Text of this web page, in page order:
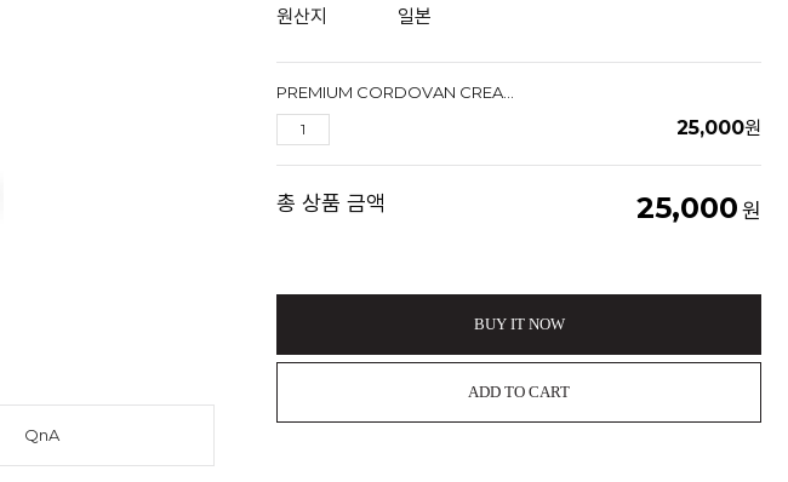
QnA
원산지
일본
25,000원
총 상품 금액 25,000원
BUY IT NOW
ADD TO CART